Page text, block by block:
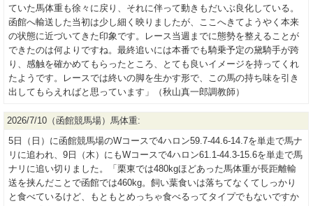
ていた馬体重も徐々に戻り、それに伴って動きもだいぶ良化している。
函館へ輸送した当初は少し細く映りましたが、ここへきてようやく本来
の状態に近づいてきた印象です。レース当週までに態勢を整えることが
できたのは何よりですね。最終追いには本番でも騎乗予定の黛騎手が跨
り、感触を確かめてもらったところ、とても良いイメージを持ってくれ
たようです。レースでは終いの脚を生かす形で、この馬の持ち味を引き
出してもらえればと思っています」（秋山真一郎調教師）
2026/7/10（函館競馬場）馬体重:
5日（日）に函館競馬場のWコースで4ハロン59.7-44.6-14.7を単走で馬ナ
リに追われ、9日（木）にもWコースで4ハロン61.1-44.3-15.6を単走で馬
ナリに追い切りました。「栗東では480kgほどあった馬体重が長距離輸
送を挟んだことで函館では460kg。飼い葉食いは落ちてなくてしっかり
と食べているけど、もともとめっちゃ食べるってタイプでもないですか